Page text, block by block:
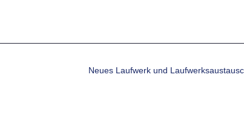
Neues Laufwerk und